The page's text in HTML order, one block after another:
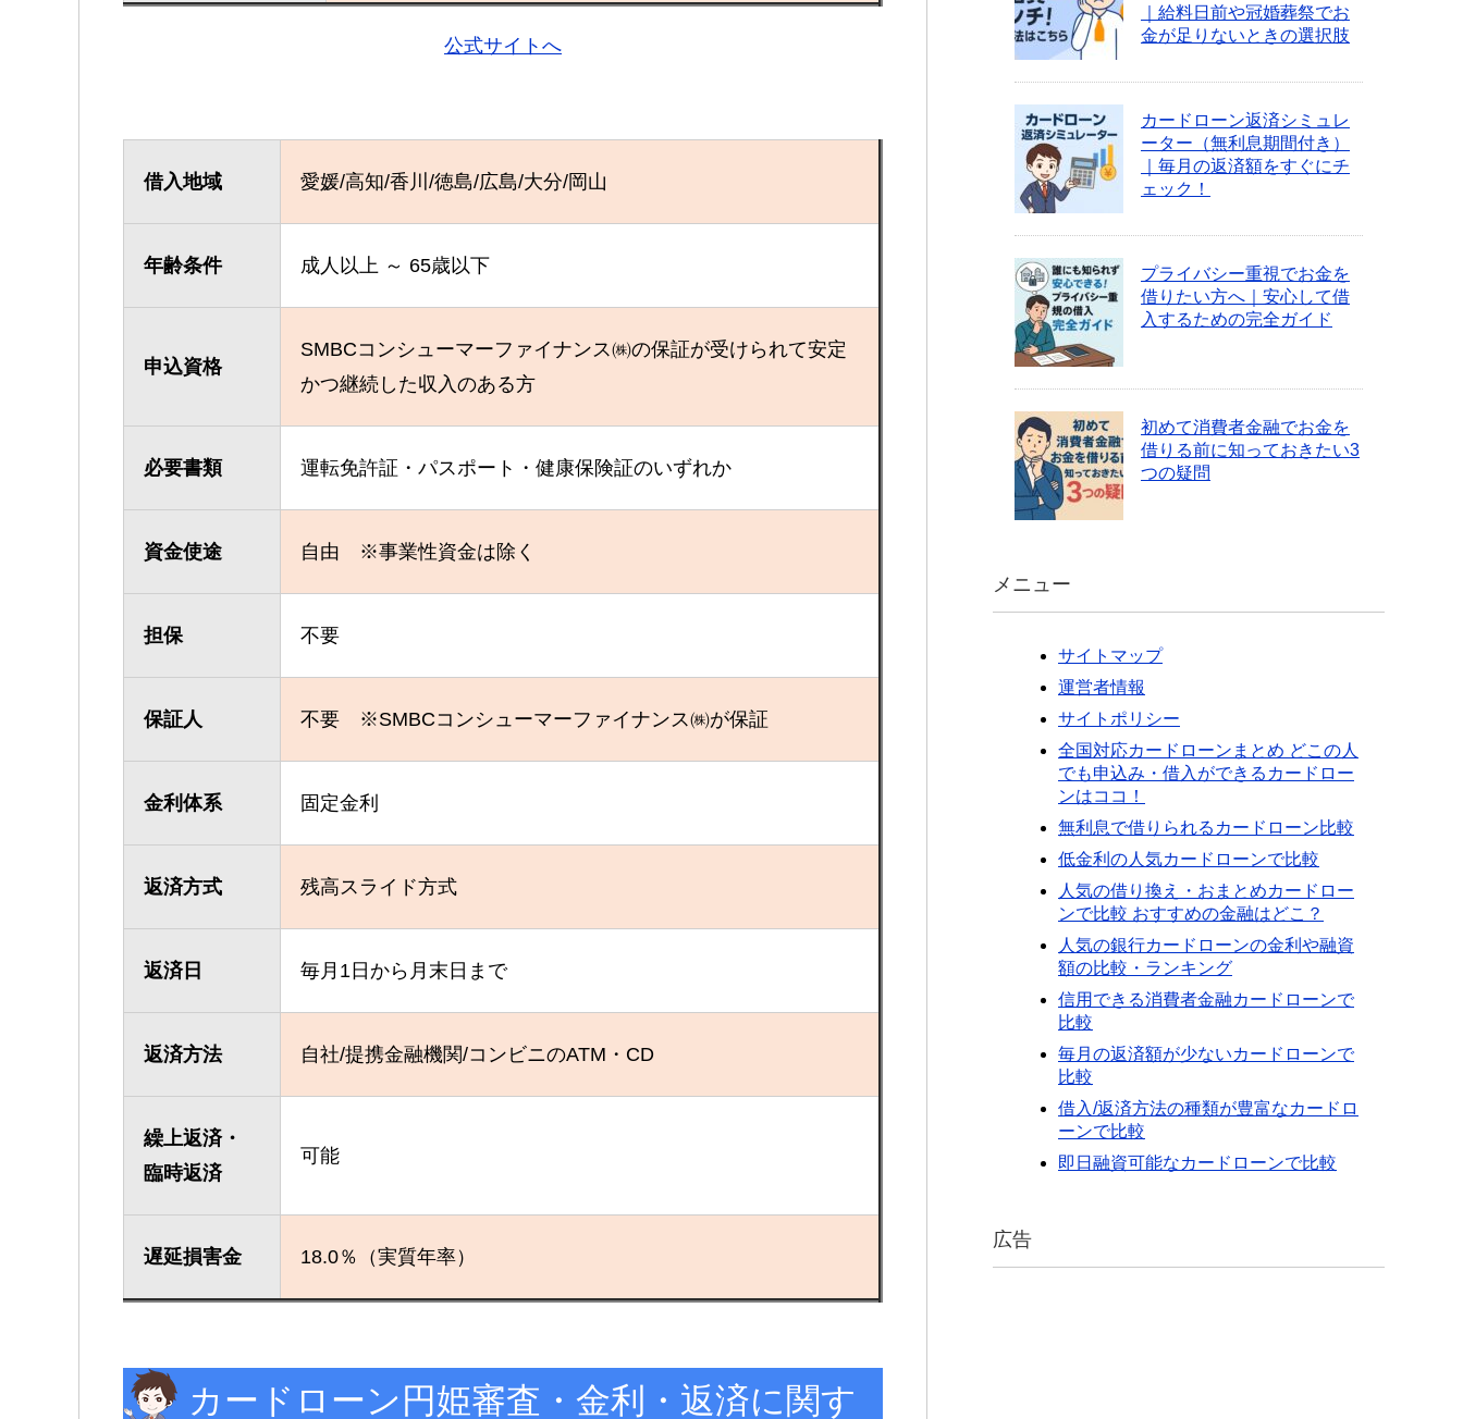
公式サイトへ
借入地域 愛媛/高知/香川/徳島/広島/大分/岡山
年齢条件 成人以上 ～ 65歳以下
申込資格
SMBCコンシューマーファイナンス㈱の保証が受けられて安定
かつ継続した収入のある方
必要書類 運転免許証・パスポート・健康保険証のいずれか
資金使途 自由 ※事業性資金は除く
担保 不要
保証人 不要 ※SMBCコンシューマーファイナンス㈱が保証
金利体系 固定金利
返済方式 残高スライド方式
返済日 毎月1日から月末日まで
返済方法 自社/提携金融機関/コンビニのATM・CD
繰上返済・
臨時返済
可能
遅延損害金 18.0％（実質年率）
カードローン円姫審査・金利・返済に関す
｜給料日前や冠婚葬祭でお
金が足りないときの選択肢
カードローン返済シミュレ
ーター（無利息期間付き）
｜毎月の返済額をすぐにチ
ェック！
プライバシー重視でお金を
借りたい方へ｜安心して借
入するための完全ガイド
初めて消費者金融でお金を
借りる前に知っておきたい3
つの疑問
メニュー
サイトマップ
運営者情報
サイトポリシー
全国対応カードローンまとめ どこの人
でも申込み・借入ができるカードロー
ンはココ！
無利息で借りられるカードローン比較
低金利の人気カードローンで比較
人気の借り換え・おまとめカードロー
ンで比較 おすすめの金融はどこ？
人気の銀行カードローンの金利や融資
額の比較・ランキング
信用できる消費者金融カードローンで
比較
毎月の返済額が少ないカードローンで
比較
借入/返済方法の種類が豊富なカードロ
ーンで比較
即日融資可能なカードローンで比較
広告